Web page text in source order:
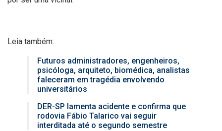
Leia também:
Futuros administradores, engenheiros,
psicóloga, arquiteto, biomédica, analistas
faleceram em tragédia envolvendo
universitários
DER-SP lamenta acidente e confirma que
rodovia Fábio Talarico vai seguir
interditada até o segundo semestre